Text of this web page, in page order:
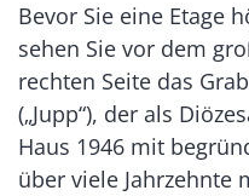
Bevor Sie eine Etage
sehen Sie vor dem
rechten Seite das
(„Jupp“), der als
Haus 1946 mit
über viele Jahrzehnte